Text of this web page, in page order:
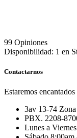
99 Opiniones
Disponibilidad: 1 en
Contactarnos
Estaremos
3av 13-74
PBX. 2208-
Lunes a